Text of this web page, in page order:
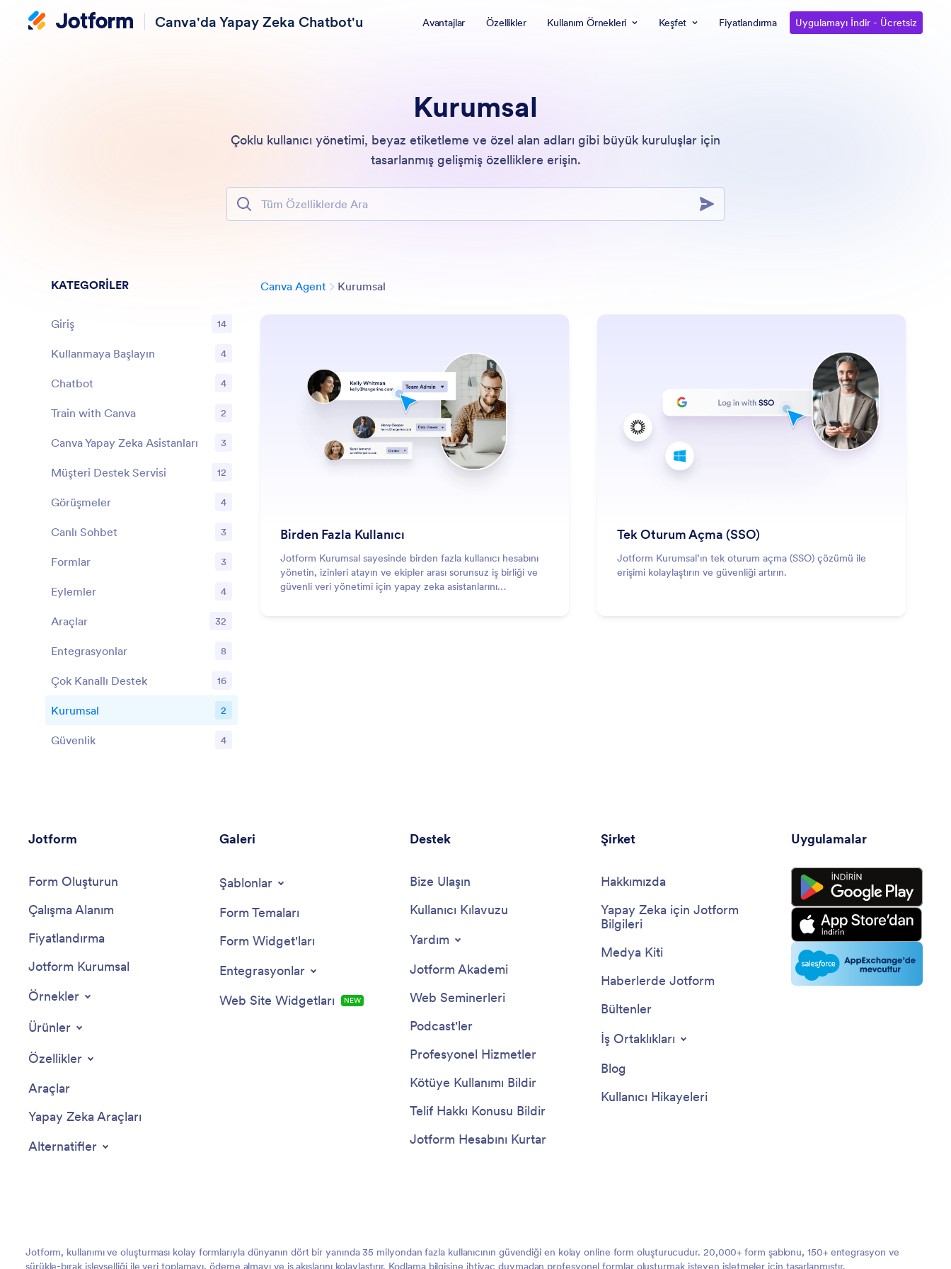
Canva'da Yapay Zeka Chatbot'u Avantajlar Özellikler Kullanım Örnekleri Keşfet Fiyatlandırma Uygulamayı İndir - Ücretsiz
Kurumsal
Çoklu kullanıcı yönetimi, beyaz etiketleme ve özel alan adları gibi büyük kuruluşlar için
tasarlanmış gelişmiş özelliklere erişin.
Tüm Özelliklerde Ara
Canva Agent Kurumsal
Daha Fazla : Multiple Users
Birden Fazla Kullanıcı
Jotform Kurumsal sayesinde birden fazla kullanıcı hesabını
yönetin, izinleri atayın ve ekipler arası sorunsuz iş birliği ve
güvenli veri yönetimi için yapay zeka asistanlarını
: Single Sign-On (SSO)
Tek Oturum Açma (SSO)
Jotform Kurumsal’ın tek oturum açma (SSO) çözümü ile
erişimi kolaylaştırın ve güvenliği artırın.
KATEGORİLER
Giriş 14
Özellikler
Kullanmaya Başlayın 4
Özellikler
Chatbot 4
Özellikler
Train with Canva 2
Özellikler
Canva Yapay Zeka Asistanları 3
Özellikler
Müşteri Destek Servisi 12
Özellikler
Görüşmeler 4
Özellikler
Canlı Sohbet 3
Özellikler
Formlar 3
Özellikler
Eylemler 4
Özellikler
Araçlar 32
Özellikler
Entegrasyonlar 8
Özellikler
Çok Kanallı Destek 16
Özellikler
Kurumsal 2
Özellikler
Güvenlik 4
Jotform
Form Oluşturun
Çalışma Alanım
Fiyatlandırma
Jotform Kurumsal
Örnekler
Ürünler
Özellikler
Araçlar
Yapay Zeka Araçları
Alternatifler
Galeri
Şablonlar
Form Temaları
Form Widget'ları
Entegrasyonlar
Web Site Widgetları
YENİ
Destek
Bize Ulaşın
Kullanıcı Kılavuzu
Yardım
Jotform Akademi
Web Seminerleri
Podcast'ler
Profesyonel Hizmetler
Kötüye Kullanımı Bildir
Telif Hakkı Konusu Bildir
Jotform Hesabını Kurtar
Şirket
Hakkımızda
Yapay Zeka için Jotform
Bilgileri
Medya Kiti
Haberlerde Jotform
Bültenler
İş Ortaklıkları
Blog
Kullanıcı Hikayeleri
Uygulamalar
Jotform, kullanımı ve oluşturması kolay formlarıyla dünyanın dört bir yanında 35 milyondan fazla kullanıcının güvendiği en kolay online form oluşturucudur. 20,000+ form şablonu, 150+ entegrasyon ve
sürükle-bırak işlevselliği ile veri toplamayı, ödeme almayı ve iş akışlarını kolaylaştırır. Kodlama bilgisine ihtiyaç duymadan profesyonel formlar oluşturmak isteyen işletmeler için tasarlanmıştır.